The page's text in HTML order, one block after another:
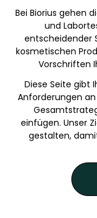
Bei Biorius gehen
und
entscheidender
kosmetischen
Vorschriften
Diese Seite gibt
Anforderungen
einfügen. Unser
gestalten,